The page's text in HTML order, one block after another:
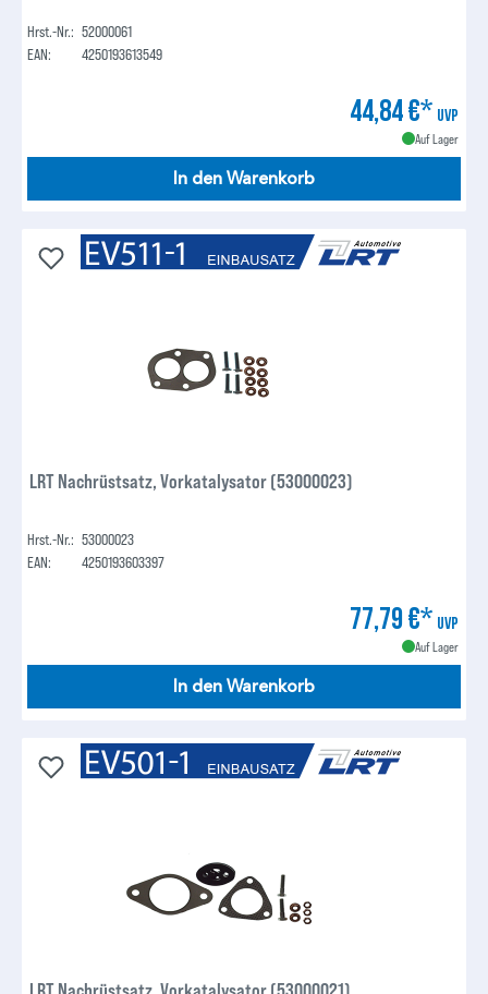
Hrst.-Nr.: 52000061
EAN:
4250193613549
44,84 €* UVP
Auf Lager
In den Warenkorb
LRT Nachrüstsatz, Vorkatalysator (53000023)
Hrst.-Nr.: 53000023
EAN:
4250193603397
77,79 €* UVP
Auf Lager
In den Warenkorb